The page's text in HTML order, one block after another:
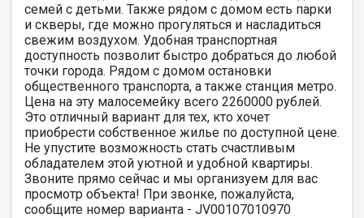
семей с детьми. Также рядом с домом есть парки
и скверы, где можно прогуляться и насладиться
свежим воздухом. Удобная транспортная
доступность позволит быстро добраться до любой
точки города. Рядом с домом остановки
общественного транспорта, а также станция метро.
Цена на эту малосемейку всего 2260000 рублей.
Это отличный вариант для тех, кто хочет
приобрести собственное жилье по доступной цене.
Не упустите возможность стать счастливым
обладателем этой уютной и удобной квартиры.
Звоните прямо сейчас и мы организуем для вас
просмотр объекта! При звонке, пожалуйста,
сообщите номер варианта - JV00107010970